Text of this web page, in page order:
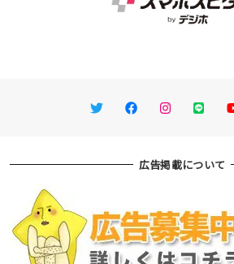
TwitterFacebookInstagram
LINE
広告掲載について